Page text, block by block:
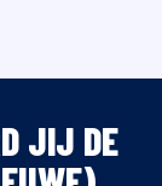
JIJ DE